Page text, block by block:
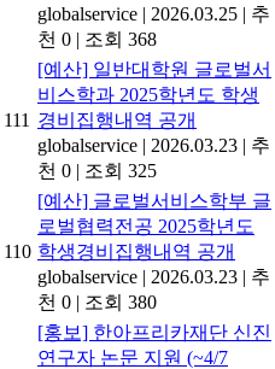
globalservice | 2026.03.25 | 추
천 0 | 조회 368
111
[예산] 일반대학원 글로벌서
비스학과 2025학년도 학생
경비집행내역 공개
globalservice | 2026.03.23 | 추
천 0 | 조회 325
110
[예산] 글로벌서비스학부 글
로벌협력전공 2025학년도
학생경비집행내역 공개
globalservice | 2026.03.23 | 추
천 0 | 조회 380
[홍보] 한아프리카재단 신진
연구자 논문 지원 (~4/7